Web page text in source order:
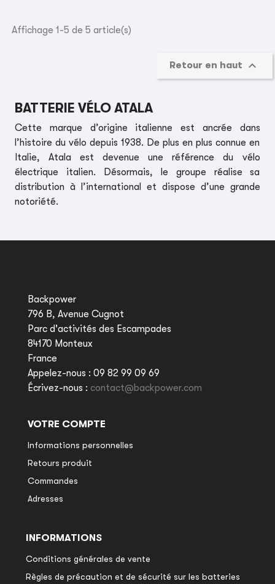
Affichage 1-5 de 5 article(s)
Retour en haut 
BATTERIE VÉLO ATALA
Cette marque d’origine italienne est ancrée dans
l’histoire du vélo depuis 1938. De plus en plus connue en
Italie, Atala est devenue une référence du vélo
électrique italien. Désormais, le groupe réalise sa
distribution à l’international et dispose d’une grande
notoriété.
Backpower
796 B, Avenue Cugnot
Parc d'activités des Escampades
84170 Monteux
France
Appelez-nous : 09 82 99 09 69
Écrivez-nous : contact@backpower.com
VOTRE COMPTE
Informations personnelles
Retours produit
Commandes
Adresses
INFORMATIONS
Conditions générales de vente
Règles de précaution et de sécurité sur les batteries